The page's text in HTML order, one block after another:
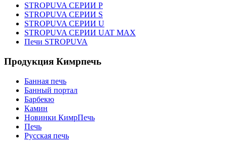
STROPUVA СЕРИИ P
STROPUVA СЕРИИ S
STROPUVA СЕРИИ U
STROPUVA СЕРИИ UAT MAX
Печи STROPUVA
Продукция Кимрпечь
Банная печь
Банный портал
Барбекю
Камин
Новинки КимрПечь
Печь
Русская печь